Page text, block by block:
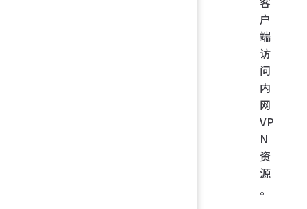
户
端
访
问
内
网
VP
N
资
源
。